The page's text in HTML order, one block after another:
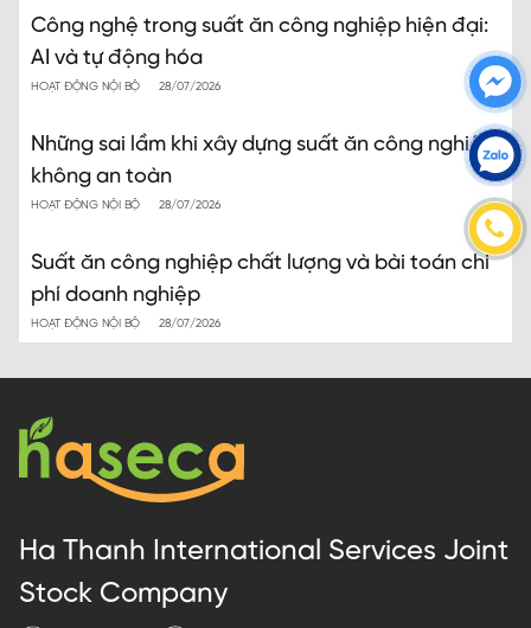
Công nghệ trong suất ăn công nghiệp hiện đại:
AI và tự động hóa
HOẠT ĐỘNG NỘI BỘ 28/07/2026
Những sai lầm khi xây dựng suất ăn công nghiệp
không an toàn
HOẠT ĐỘNG NỘI BỘ 28/07/2026
Suất ăn công nghiệp chất lượng và bài toán chi
phí doanh nghiệp
HOẠT ĐỘNG NỘI BỘ 28/07/2026
Ha Thanh International Services Joint
Stock Company